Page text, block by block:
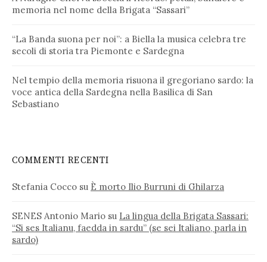
memoria nel nome della Brigata “Sassari”
“La Banda suona per noi”: a Biella la musica celebra tre
secoli di storia tra Piemonte e Sardegna
Nel tempio della memoria risuona il gregoriano sardo: la
voce antica della Sardegna nella Basilica di San
Sebastiano
COMMENTI RECENTI
Stefania Cocco su È morto Ilio Burruni di Ghilarza
SENES Antonio Mario su La lingua della Brigata Sassari:
“Si ses Italianu, faedda in sardu” (se sei Italiano, parla in
sardo)